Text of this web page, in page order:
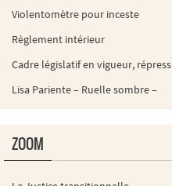
Violentomètre pour inceste
Règlement intérieur
Cadre législatif en vigueur,
Lisa Pariente – Ruelle sombre –
ZOOM